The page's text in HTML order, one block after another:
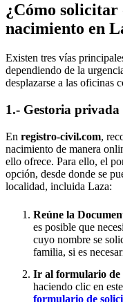
¿Cómo
nacimiento en
Existen tres vías
dependiendo de la
desplazarse a las oficinas
1.- Gestoria privada
En registro-civil.com,
nacimiento de manera
ello ofrece. Para ello, el
opción, desde donde se
localidad, incluida Laza:
Reúne la
es posible que
cuyo nombre se
familia, si es
Ir al formulario de
haciendo clic en
formulario de